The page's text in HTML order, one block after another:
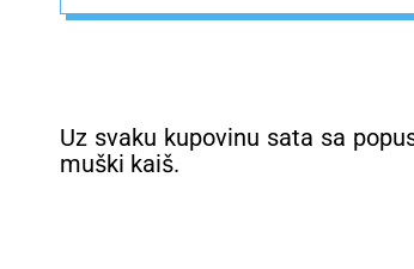
Uz svaku kupovinu sata sa
muški kaiš.